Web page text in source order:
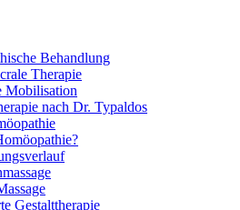
Behandlung
Therapie
Mobilisation
nach Dr. Typaldos
Gestalttherapie